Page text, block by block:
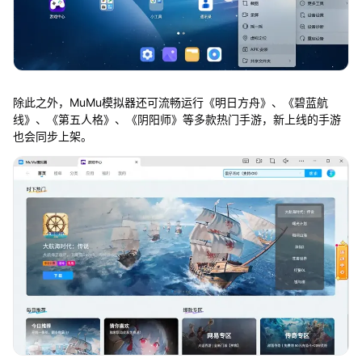
除此之外，MuMu模拟器还可流畅运行《明日方舟》、《碧蓝航
线》、《第五人格》、《阴阳师》等多款热门手游，新上线的手游
也会同步上架。